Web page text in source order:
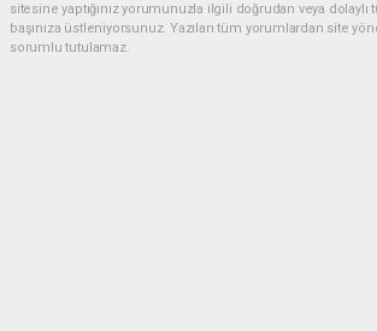
sitesine yaptığınız yorumunuzla ilgili doğrudan veya
başınıza üstleniyorsunuz. Yazılan tüm yorumlardan site
sorumlu tutulamaz.